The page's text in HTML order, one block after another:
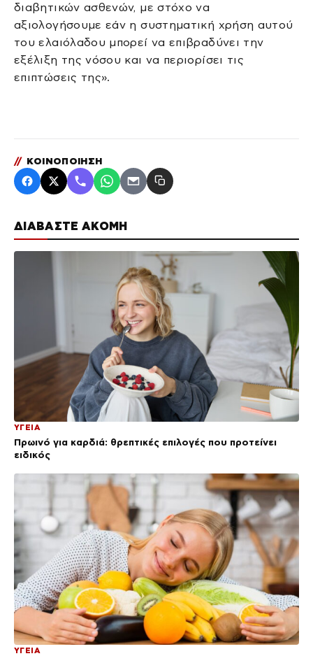
ΔΙΑΒΑΣΤΕ ΑΚΟΜΗ
ΥΓΕΙΑ
Πρωινό για καρδιά: θρεπτικές επιλογές που προτείνει
ειδικός
ΥΓΕΙΑ
διαβητικών ασθενών, με στόχο να
αξιολογήσουμε εάν η συστηματική χρήση αυτού
του ελαιόλαδου μπορεί να επιβραδύνει την
εξέλιξη της νόσου και να περιορίσει τις
επιπτώσεις της».
// ΚΟΙΝΟΠΟΙΗΣΗ